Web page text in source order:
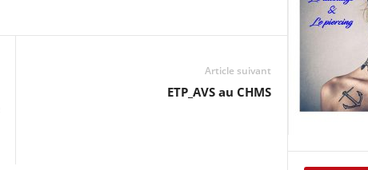
Article suivant
ETP_AVS au CHMS